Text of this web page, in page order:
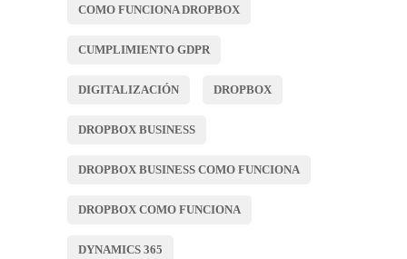
COMO FUNCIONA DROPBOX
CUMPLIMIENTO GDPR
DIGITALIZACIÓN DROPBOX
DROPBOX BUSINESS
DROPBOX BUSINESS COMO FUNCIONA
DROPBOX COMO FUNCIONA
DYNAMICS 365